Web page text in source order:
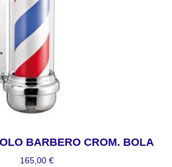
BARBERO CROM. BOLA
165,00 €